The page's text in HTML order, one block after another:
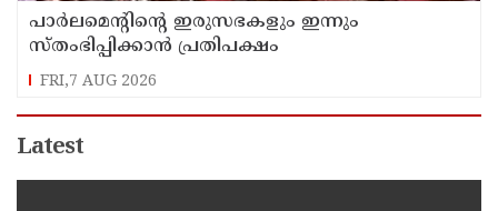
പാര്‍ലമെന്റിന്റെ ഇരുസഭകളും ഇന്നും
സ്തംഭിപ്പിക്കാന്‍ പ്രതിപക്ഷം
FRI,7 AUG 2026
Latest